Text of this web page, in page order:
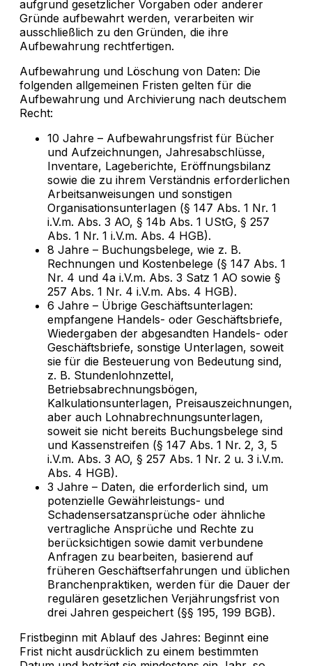
aufgrund gesetzlicher Vorgaben oder anderer
Gründe aufbewahrt werden, verarbeiten wir
ausschließlich zu den Gründen, die ihre
Aufbewahrung rechtfertigen.
Aufbewahrung und Löschung von Daten: Die
folgenden allgemeinen Fristen gelten für die
Aufbewahrung und Archivierung nach deutschem
Recht:
10 Jahre – Aufbewahrungsfrist für Bücher
und Aufzeichnungen, Jahresabschlüsse,
Inventare, Lageberichte, Eröffnungsbilanz
sowie die zu ihrem Verständnis erforderlichen
Arbeitsanweisungen und sonstigen
Organisationsunterlagen (§ 147 Abs. 1 Nr. 1
i.V.m. Abs. 3 AO, § 14b Abs. 1 UStG, § 257
Abs. 1 Nr. 1 i.V.m. Abs. 4 HGB).
8 Jahre – Buchungsbelege, wie z. B.
Rechnungen und Kostenbelege (§ 147 Abs. 1
Nr. 4 und 4a i.V.m. Abs. 3 Satz 1 AO sowie §
257 Abs. 1 Nr. 4 i.V.m. Abs. 4 HGB).
6 Jahre – Übrige Geschäftsunterlagen:
empfangene Handels- oder Geschäftsbriefe,
Wiedergaben der abgesandten Handels- oder
Geschäftsbriefe, sonstige Unterlagen, soweit
sie für die Besteuerung von Bedeutung sind,
z. B. Stundenlohnzettel,
Betriebsabrechnungsbögen,
Kalkulationsunterlagen, Preisauszeichnungen,
aber auch Lohnabrechnungsunterlagen,
soweit sie nicht bereits Buchungsbelege sind
und Kassenstreifen (§ 147 Abs. 1 Nr. 2, 3, 5
i.V.m. Abs. 3 AO, § 257 Abs. 1 Nr. 2 u. 3 i.V.m.
Abs. 4 HGB).
3 Jahre – Daten, die erforderlich sind, um
potenzielle Gewährleistungs- und
Schadensersatzansprüche oder ähnliche
vertragliche Ansprüche und Rechte zu
berücksichtigen sowie damit verbundene
Anfragen zu bearbeiten, basierend auf
früheren Geschäftserfahrungen und üblichen
Branchenpraktiken, werden für die Dauer der
regulären gesetzlichen Verjährungsfrist von
drei Jahren gespeichert (§§ 195, 199 BGB).
Fristbeginn mit Ablauf des Jahres: Beginnt eine
Frist nicht ausdrücklich zu einem bestimmten